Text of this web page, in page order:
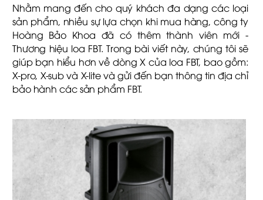
Nhằm mang đến cho quý khách đa dạng các loại
sản phẩm, nhiều sự lựa chọn khi mua hàng, công ty
Hoàng Bảo Khoa đã có thêm thành viên mới -
Thương hiệu loa FBT. Trong bài viết này, chúng tôi sẽ
giúp bạn hiểu hơn về dòng X của loa FBT, bao gồm:
X-pro, X-sub và X-lite và gửi đến bạn thông tin địa chỉ
bảo hành các sản phẩm FBT.